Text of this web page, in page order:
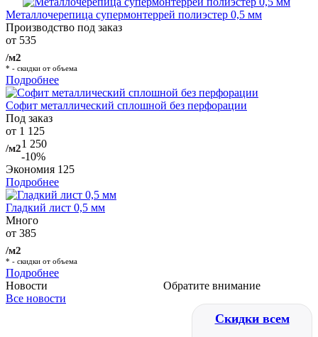
Металлочерепица супермонтеррей полиэстер 0,5 мм
Производство под заказ
от 535
/м2
* - скидки от объема
Подробнее
Софит металлический сплошной без перфорации
Под заказ
от 1 125
/м21 250
-10%
Экономия 125
Подробнее
Гладкий лист 0,5 мм
Много
от 385
/м2
* - скидки от объема
Подробнее
Обратите внимание
Скидки всем
Новости
Все новости